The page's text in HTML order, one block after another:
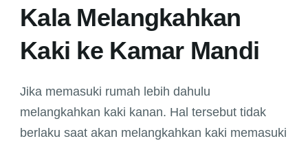
Kala Melangkahkan
Kaki ke Kamar Mandi
Jika memasuki rumah lebih dahulu
melangkahkan kaki kanan. Hal tersebut tidak
berlaku saat akan melangkahkan kaki memasuki